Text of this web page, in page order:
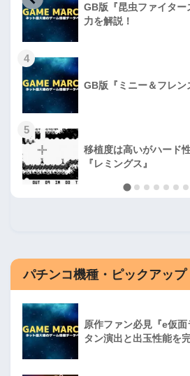
GB版『昆虫ファイタ
力を解説！
4
GB版『ミニー＆フレン
5
移植度は高いがハード
『レミングス』
パチンコ機種・ピックアップ
原作ファン必見『e仮
タン演出と出玉性能を